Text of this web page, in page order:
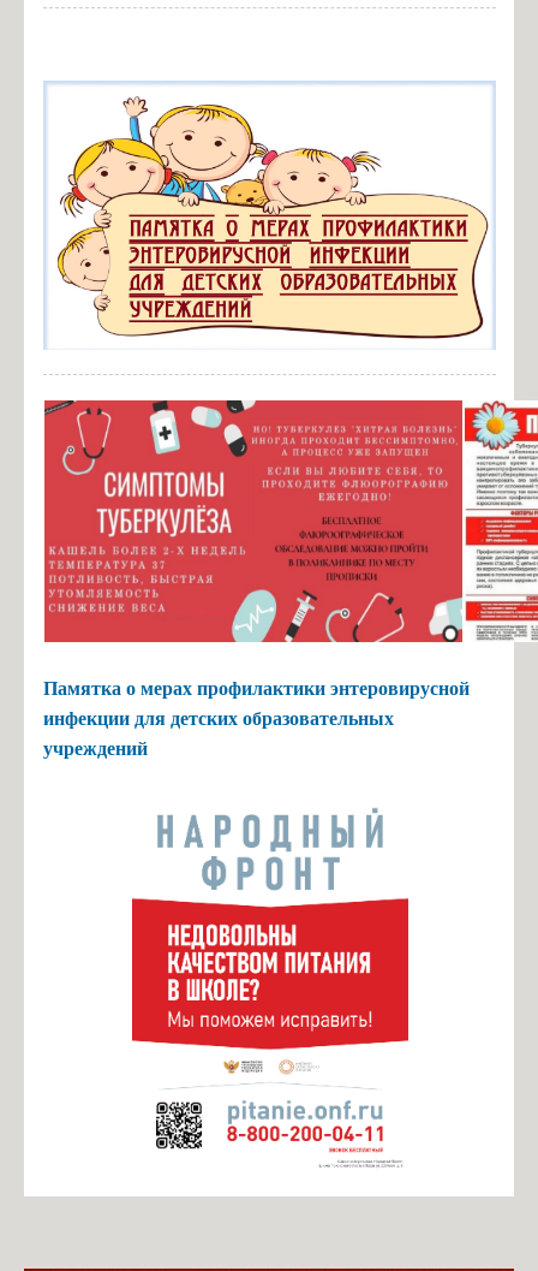
Памятка о мерах профилактики энтеровирусной
инфекции для детских образовательных
учреждений